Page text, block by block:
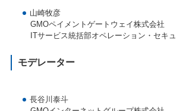
山崎牧彦
GMOペイメントゲートウェイ株式会社
ITサービス統括部オペレーション・セキ
モデレーター
長谷川泰斗